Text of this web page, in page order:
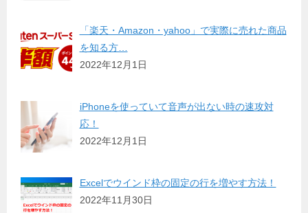
「楽天・Amazon・yahoo」で実際に売れた商品
を知る方…
2022年12月1日
iPhoneを使っていて音声が出ない時の速攻対
応！
2022年12月1日
Excelでウインド枠の固定の行を増やす方法！
2022年11月30日